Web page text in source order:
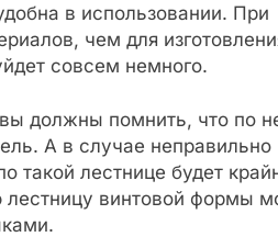
в использовании. При
чем для
совсем немного.
должны помнить, что по
А в случае неправильно
такой лестнице будет
лестницу винтовой формы